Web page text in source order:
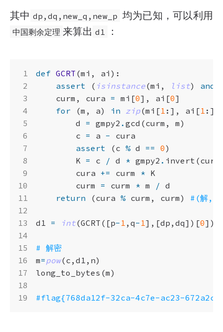
其中 dp,dq,new_q,new_p 均为已知，可以利用
中国剩余定理 来算出 d1 ：
def GCRT (mi , ai ):
assert
( isinstance(mi , list) and
curm , cura = mi [0], ai [0]
for
(m , a) in zip(mi [1 :], ai [1
d
= gmpy2 . gcd (curm , m )
c = a -
cura
assert
(c % d == 0 )
K = c / d * gmpy2 . invert (curm
cura += curm * K
curm
= curm * m / d
return
(cura % curm , curm ) #(解,最
d1 = int(GCRT ([p- 1 , q- 1],[dp , dq])[0])
# 解密
m= pow(c , d1 , n)
long_to_bytes (m )
#flag{768da12f-32ca-4c7e-ac23-